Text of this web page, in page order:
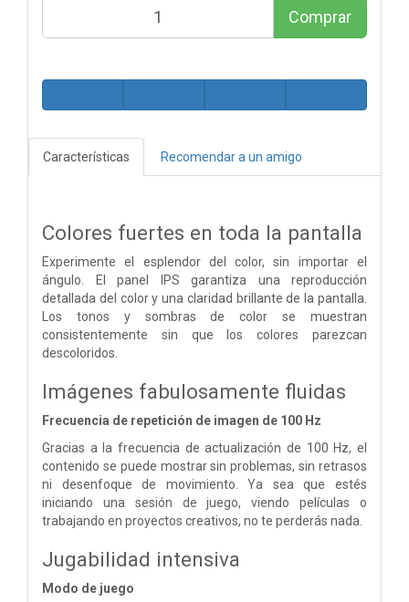
Comprar
Características Recomendar a un amigo
Colores fuertes en toda la pantalla
Experimente el esplendor del color, sin importar el
ángulo. El panel IPS garantiza una reproducción
detallada del color y una claridad brillante de la pantalla.
Los tonos y sombras de color se muestran
consistentemente sin que los colores parezcan
descoloridos.
Imágenes fabulosamente fluidas
Frecuencia de repetición de imagen de 100 Hz
Gracias a la frecuencia de actualización de 100 Hz, el
contenido se puede mostrar sin problemas, sin retrasos
ni desenfoque de movimiento. Ya sea que estés
iniciando una sesión de juego, viendo películas o
trabajando en proyectos creativos, no te perderás nada.
Jugabilidad intensiva
Modo de juego